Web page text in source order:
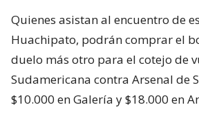
Quienes asistan al encuentro de
Huachipato, podrán comprar el
duelo más otro para el cotejo de
Sudamericana contra Arsenal de
$10.000 en Galería y $18.000 en